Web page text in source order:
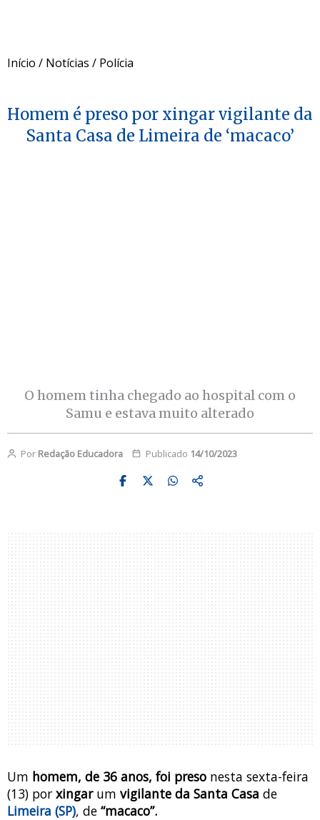
Início / Notícias / Polícia
Homem é preso por xingar vigilante da
Santa Casa de Limeira de ‘macaco’
O homem tinha chegado ao hospital com o
Samu e estava muito alterado
Por Redação Educadora Publicado 14/10/2023
Um homem, de 36 anos, foi preso nesta sexta-feira
(13) por xingar um vigilante da Santa Casa de
Limeira (SP), de “macaco”.